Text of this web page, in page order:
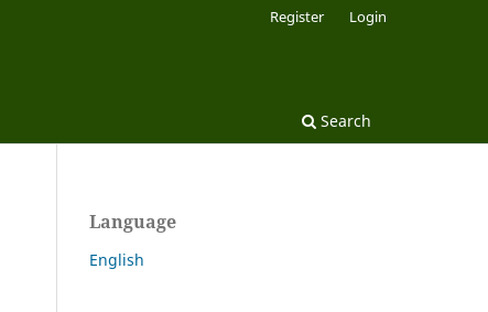
Search
Register Login
Language
English